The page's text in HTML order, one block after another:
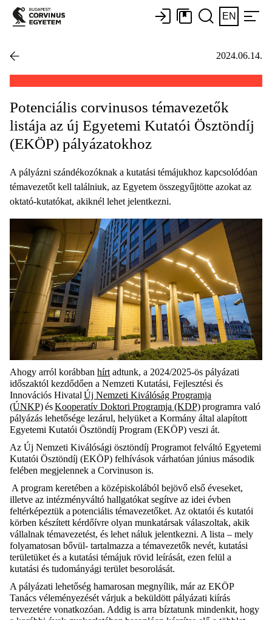
EN
2024.06.14.
Potenciális corvinusos témavezetők
listája az új Egyetemi Kutatói Ösztöndíj
(EKÖP) pályázatokhoz
A pályázni szándékozóknak a kutatási témájukhoz kapcsolódóan
témavezetőt kell találniuk, az Egyetem összegyűjtötte azokat az
oktató-kutatókat, akiknél lehet jelentkezni.
Ahogy arról korábban hírt adtunk, a 2024/2025-ös pályázati
időszaktól kezdődően a Nemzeti Kutatási, Fejlesztési és
Innovációs Hivatal Új Nemzeti Kiválóság Programja
(ÚNKP)ésKooperatív Doktori Programja (KDP)programra való
pályázás lehetősége lezárul, helyüket a Kormány által alapított
Egyetemi Kutatói Ösztöndíj Program (EKÖP) veszi át.
Az Új Nemzeti Kiválósági ösztöndíj Programot felváltó Egyetemi
Kutatói Ösztöndíj (EKÖP) felhívások várhatóan június második
felében megjelennek a Corvinuson is.
A program keretében a középiskolából bejövő első éveseket,
illetve az intézményváltó hallgatókat segítve az idei évben
feltérképeztük a potenciális témavezetőket. Az oktatói és kutatói
körben készített kérdőívre olyan munkatársak válaszoltak, akik
vállalnak témavezetést, és lehet náluk jelentkezni. A lista – mely
folyamatosan bővül- tartalmazza a témavezetők nevét, kutatási
területüket és a kutatási témájuk rövid leírását, ezen felül a
kutatási és tudományági terület besorolását.
A pályázati lehetőség hamarosan megnyílik, már az EKÖP
Tanács véleményezését várjuk a beküldött pályázati kiírás
tervezetére vonatkozóan. Addig is arra bíztatunk mindenkit, hogy